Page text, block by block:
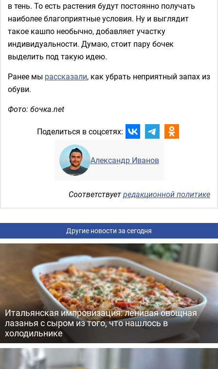
в тень. То есть растения будут постоянно получать
наиболее благоприятные условия. Ну и выглядит
такое кашпо необычно, добавляет участку
индивидуальности. Думаю, стоит пару бочек
выделить под такую идею.
Ранее мы рассказали, как убрать неприятный запах из
обуви.
Фото: бочка.net
Поделиться в соцсетях:
Александр Иванов
Соответствуетредакционной политике
Другие новости за сегодня
Итальянская импровизация: ленивая овощная
лазанья с сыром из того, что нашлось в
холодильнике